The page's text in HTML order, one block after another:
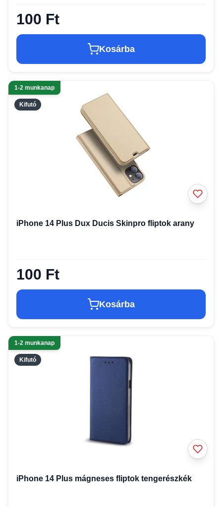
100 Ft
Kosárba
Kifutó
1-2 munkanap
iPhone 14 Plus Dux Ducis Skinpro fliptok arany
100 Ft
Kosárba
Kifutó
1-2 munkanap
iPhone 14 Plus mágneses fliptok tengerészkék